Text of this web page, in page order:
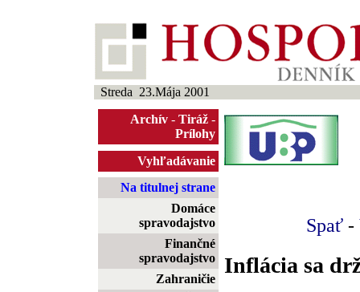
Streda 23.Mája 2001
Archív - Tiráž -
Prílohy
Vyhľadávanie
Na titulnej strane
Domáce
spravodajstvo
Finančné
spravodajstvo
Zahraničie
Spať -
Inflácia sa